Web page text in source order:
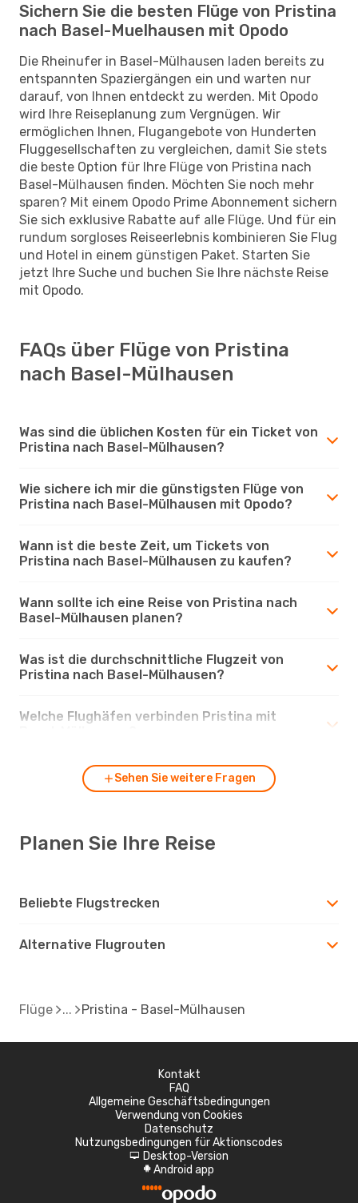
Sichern Sie die besten Flüge von Pristina
nach Basel-Muelhausen mit Opodo
Die Rheinufer in Basel-Mülhausen laden bereits zu
entspannten Spaziergängen ein und warten nur
darauf, von Ihnen entdeckt zu werden. Mit Opodo
wird Ihre Reiseplanung zum Vergnügen. Wir
ermöglichen Ihnen, Flugangebote von Hunderten
Fluggesellschaften zu vergleichen, damit Sie stets
die beste Option für Ihre Flüge von Pristina nach
Basel-Mülhausen finden. Möchten Sie noch mehr
sparen? Mit einem Opodo Prime Abonnement sichern
Sie sich exklusive Rabatte auf alle Flüge. Und für ein
rundum sorgloses Reiseerlebnis kombinieren Sie Flug
und Hotel in einem günstigen Paket. Starten Sie
jetzt Ihre Suche und buchen Sie Ihre nächste Reise
mit Opodo.
FAQs über Flüge von Pristina
nach Basel-Mülhausen
Was sind die üblichen Kosten für ein Ticket von
Pristina nach Basel-Mülhausen?
Wie sichere ich mir die günstigsten Flüge von
Pristina nach Basel-Mülhausen mit Opodo?
Wann ist die beste Zeit, um Tickets von
Pristina nach Basel-Mülhausen zu kaufen?
Wann sollte ich eine Reise von Pristina nach
Basel-Mülhausen planen?
Was ist die durchschnittliche Flugzeit von
Pristina nach Basel-Mülhausen?
Welche Flughäfen verbinden Pristina mit
Sehen Sie weitere Fragen
Planen Sie Ihre Reise
Beliebte Flugstrecken
Alternative Flugrouten
Flüge Pristina - Basel-Mülhausen
Kontakt
FAQ
Allgemeine Geschäftsbedingungen
Verwendung von Cookies
Datenschutz
Nutzungsbedingungen für Aktionscodes
d Desktop-Version
A Android app